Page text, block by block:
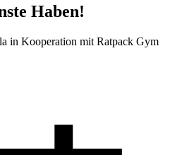
Haben!
in Kooperation mit Ratpack Gym